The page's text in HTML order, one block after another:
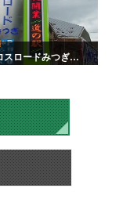
スロードみつぎ」L